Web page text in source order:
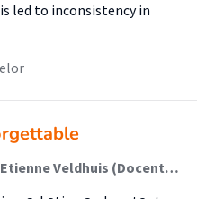
led to inconsistency in
Moneva Stanimira (Student); Etienne Veldhuis (Docent); Stefan Schoenmaker (Begeleider)